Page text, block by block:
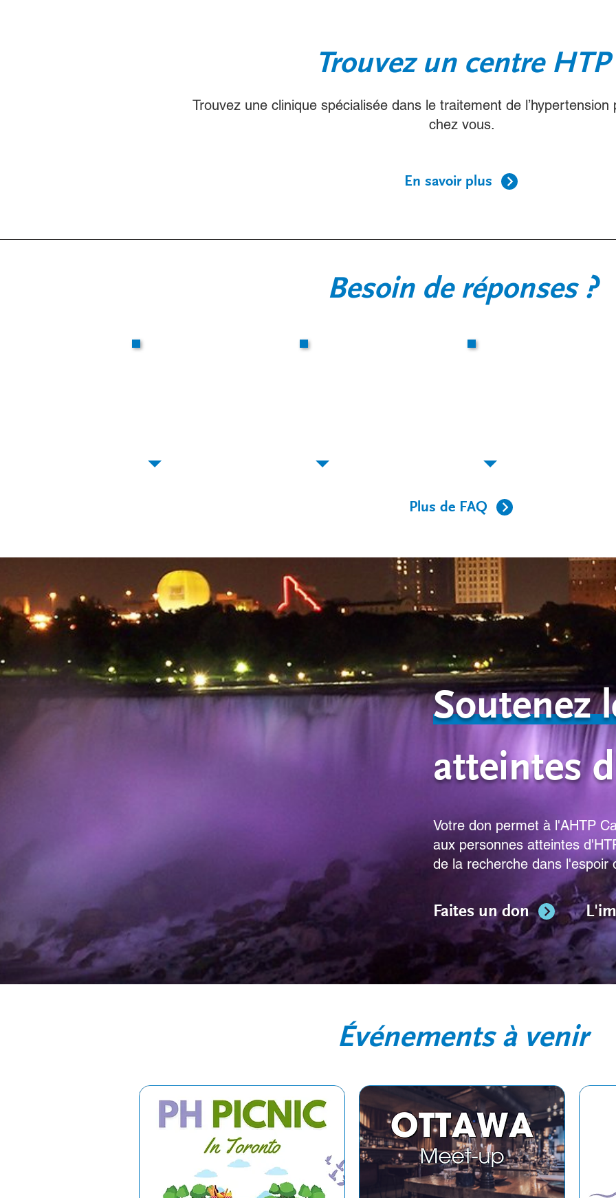
Trouvez un centre HTP
Trouvez une clinique spécialisée dans le traitement de
chez vous.
En savoir plus
Besoin de réponses ?
Plus de FAQ
Soutenez
atteintes
Votre don permet à l'AHTP
aux personnes atteintes
de la recherche dans l'espoir
Faites un don
Événements à venir